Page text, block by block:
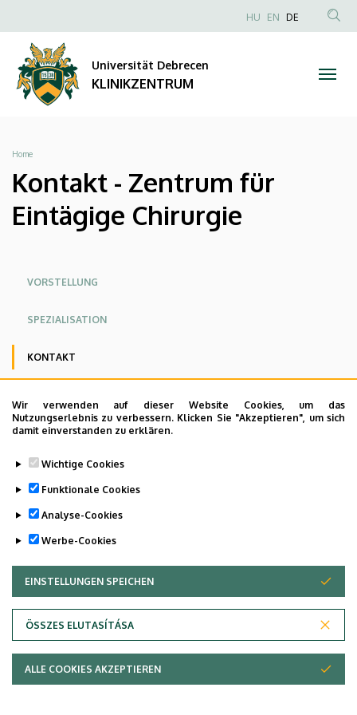
Wir verwenden auf dieser Website Cookies, um das
Nutzungserlebnis zu verbessern. Klicken Sie "Akzeptieren", um sich
damit einverstanden zu erklären.
Wichtige Cookies
Funktionale Cookies
Analyse-Cookies
Werbe-Cookies
EINSTELLUNGEN SPEICHEN
ÖSSZES ELUTASÍTÁSA
ZUSTIMMUNG ZURÜCKZIEHEN
ALLE COOKIES AKZEPTIEREN
Zentrum
Eintägige
Chirurgie
zum
Inhalt
Anonim
HU EN DE
Universität Debrecen
KLINIKZENTRUM
Breadcrumb
Home
Kontakt - Zentrum für
Eintägige Chirurgie
Oldalmenü
Oldalmenu
Angol
Oldalmenü
Német
VORSTELLUNG
SPEZIALISATION
KONTAKT
Campus Kenézy Gyula, Hauptgebäude 1. Stock
4031 Debrecen, Bartók Béla út 2-26
Last update: 2023. 10. 04. 12:11
Adatvédelem
Copyright © 2026 Unideb